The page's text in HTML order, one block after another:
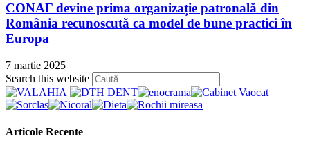
CONAF devine prima organizație patronală din
România recunoscută ca model de bune practici în
Europa
7 martie 2025
Search this website
Escape
Articole Recente